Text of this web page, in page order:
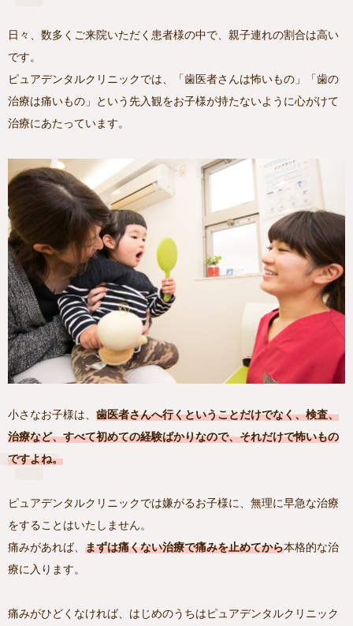
日々、数多くご来院いただく患者様の中で、親子連れの割合は高い
です。
ピュアデンタルクリニックでは、「歯医者さんは怖いもの」「歯の
治療は痛いもの」という先入観をお子様が持たないように心がけて
治療にあたっています。
小さなお子様は、 歯医者さんへ行くということだけでなく、検査、
治療など、すべて初めての経験ばかりなので、それだけで怖いもの
ですよね。
ピュアデンタルクリニックでは嫌がるお子様に、無理に早急な治療
をすることはいたしません。
痛みがあれば、 まずは痛くない治療で痛みを止めてから本格的な治
療に入ります。
痛みがひどくなければ、はじめのうちはピュアデンタルクリニック